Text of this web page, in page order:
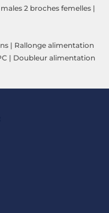
2 broches femelles |
| Rallonge alimentation
| Doubleur alimentation